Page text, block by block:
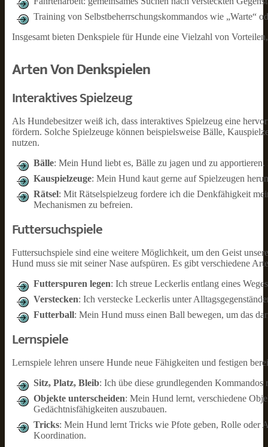
Training von Selbstbeherrschungskommandos wie „Warte“
Insgesamt bieten Denkspiele für Hunde eine Vielzahl von
Arten Von Denkspielen
Interaktives Spielzeug
Als Hundebesitzer weiß ich, dass interaktives Spielzeug eine
fördern. Solche Spielzeuge können beispielsweise Bälle,
nutzen.
Bälle: Mein Hund liebt es, Bälle zu jagen und zu
Kauspielzeuge: Mein Hund kaut gerne auf Spielzeugen
Rätsel: Mit Rätselspielzeug fordere ich die Denkfähigkeit
Mechanismen zu befreien.
Futtersuchspiele
Futtersuchspiele sind eine weitere Möglichkeit, um den Geist
Hund muss sie mit seiner Nase aufspüren. Es gibt verschiedene
Futterspuren legen: Ich streue Leckerlis entlang eines
Verstecken: Ich verstecke Leckerlis unter
Futterball: Mein Hund muss einen Ball bewegen, um das
Lernspiele
Lernspiele lehren unsere Hunde neue Fähigkeiten und festigen
Sitz, Platz, Bleib: Ich übe diese grundlegenden
Objekte unterscheiden: Mein Hund lernt, verschiedene
Gedächtnisfähigkeiten auszubauen.
Tricks: Mein Hund lernt Tricks wie Pfote geben, Rolle oder
Koordination.